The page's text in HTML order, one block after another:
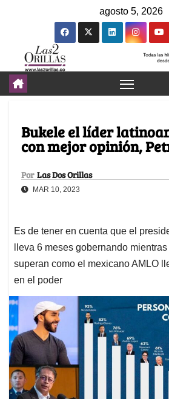
agosto 5, 2026
Bukele el líder
con mejor opinión,
Por Las Dos Orillas
MAR 10, 2023
Es de tener en cuenta que el
lleva 6 meses gobernando
superan como el mexicano AMLO
en el poder